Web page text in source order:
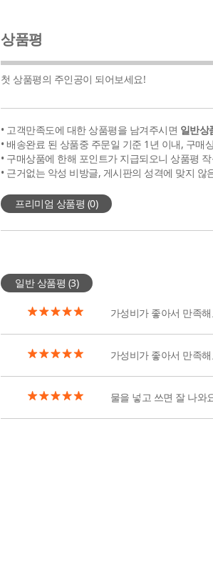
상품평
첫 상품평의 주인공이 되어보세요!
• 고객만족도에 대한 상품평을 남겨주시면 일반상
• 배송완료 된 상품중 주문일 기준 1년 이내, 구매
• 구매상품에 한해 포인트가 지급되오니 상품평
• 근거없는 악성 비방글, 게시판의 성격에 맞지
프리미엄 상품평 (0)
일반 상품평 (3)
가성비가 좋아서 만족
가성비가 좋아서 만족
물을 넣고 쓰면 잘 나와